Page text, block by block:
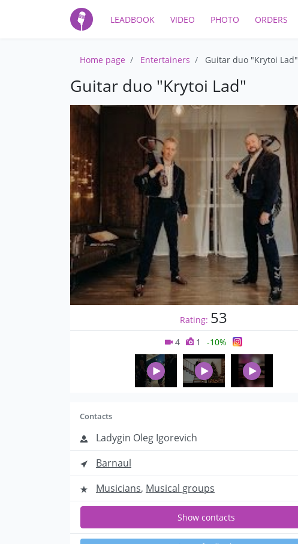
LEADBOOK VIDEO PHOTO ORDERS
Home page Entertainers Guitar duo "Krytoi Lad"
Guitar duo "Krytoi Lad"
Rating: 53
4 1 -10%
Contacts
Ladygin Oleg Igorevich
Barnaul
Musicians, Musical groups
Show contacts